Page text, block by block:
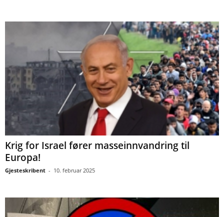
Krig for Israel fører masseinnvandring til
Europa!
Gjesteskribent - 10. februar 2025